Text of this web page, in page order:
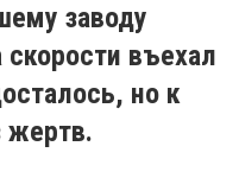
заводу
въехал
но к
жертв.